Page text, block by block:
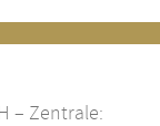
– Zentrale: